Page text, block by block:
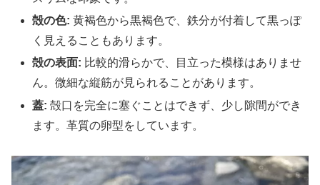
殻の色: 黄褐色から黒褐色で、鉄分が付着して黒っぽ
く見えることもあります。
殻の表面: 比較的滑らかで、目立った模様はありませ
ん。微細な縦筋が見られることがあります。
蓋: 殻口を完全に塞ぐことはできず、少し隙間ができ
ます。革質の卵型をしています。